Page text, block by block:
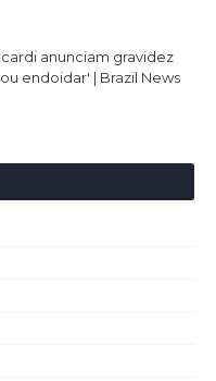
anunciam gravidez
endoidar' | Brazil News